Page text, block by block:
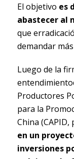
El objetivo es
abastecer al
que
demandar
Luego de la
Productores
para la
China
en un
inversiones